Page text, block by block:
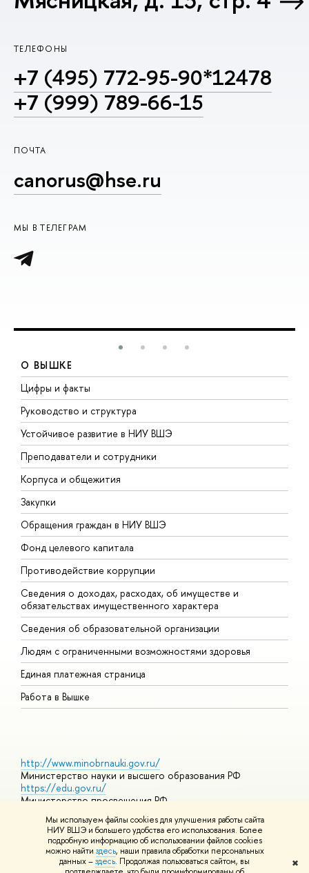
Мы используем файлы cookies для улучшения работы сайта
НИУ ВШЭ и большего удобства его использования. Более
подробную информацию об использовании файлов cookies
можно найти здесь, наши правила обработки персональных
данных –здесь. Продолжая пользоваться сайтом, вы
✖
ТЕЛЕФОНЫ
+7 (495) 772-95-90*12478
+7 (999) 789-66-15
ПОЧТА
canorus@hse.ru
МЫ В ТЕЛЕГРАМ
О ВЫШКЕ
Цифры и факты
Руководство и структура
Устойчивое развитие в НИУ ВШЭ
Преподаватели и сотрудники
Корпуса и общежития
Закупки
Обращения граждан в НИУ ВШЭ
Фонд целевого капитала
Противодействие коррупции
Сведения о доходах, расходах, об имуществе и
обязательствах имущественного характера
Сведения об образовательной организации
Людям с ограниченными возможностями здоровья
Единая платежная страница
Работа в Вышке
http://www.minobrnauki.gov.ru/
Министерство науки и высшего образования РФ
https://edu.gov.ru/
Министерство просвещения РФ
Массовые открытые онлайн-курсы
© НИУ ВШЭ 1993–2026 Адреса и контактыУсловия